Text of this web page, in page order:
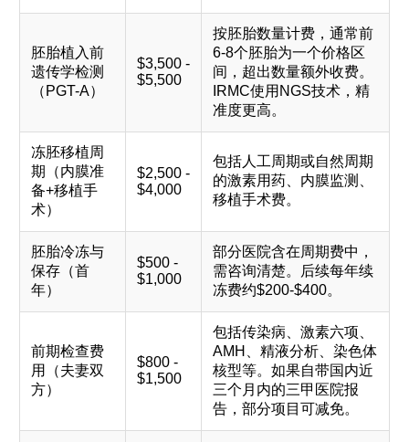
胚胎植入前
遗传学检测
（PGT-A）
$3,500 -
$5,500
按胚胎数量计费，通常前
6-8个胚胎为一个价格区
间，超出数量额外收费。
IRMC使用NGS技术，精
准度更高。
冻胚移植周
期（内膜准
备+移植手
术）
$2,500 -
$4,000
包括人工周期或自然周期
的激素用药、内膜监测、
移植手术费。
胚胎冷冻与
保存（首
年）
$500 -
$1,000
部分医院含在周期费中，
需咨询清楚。后续每年续
冻费约$200-$400。
前期检查费
用（夫妻双
方）
$800 -
$1,500
包括传染病、激素六项、
AMH、精液分析、染色体
核型等。如果自带国内近
三个月内的三甲医院报
告，部分项目可减免。